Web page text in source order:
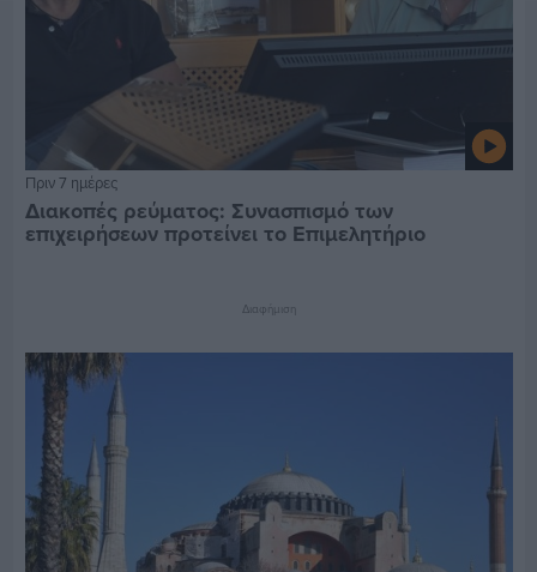
Πριν 7 ημέρες
Διακοπές ρεύματος: Συνασπισμό των
επιχειρήσεων προτείνει το Επιμελητήριο
Διαφήμιση